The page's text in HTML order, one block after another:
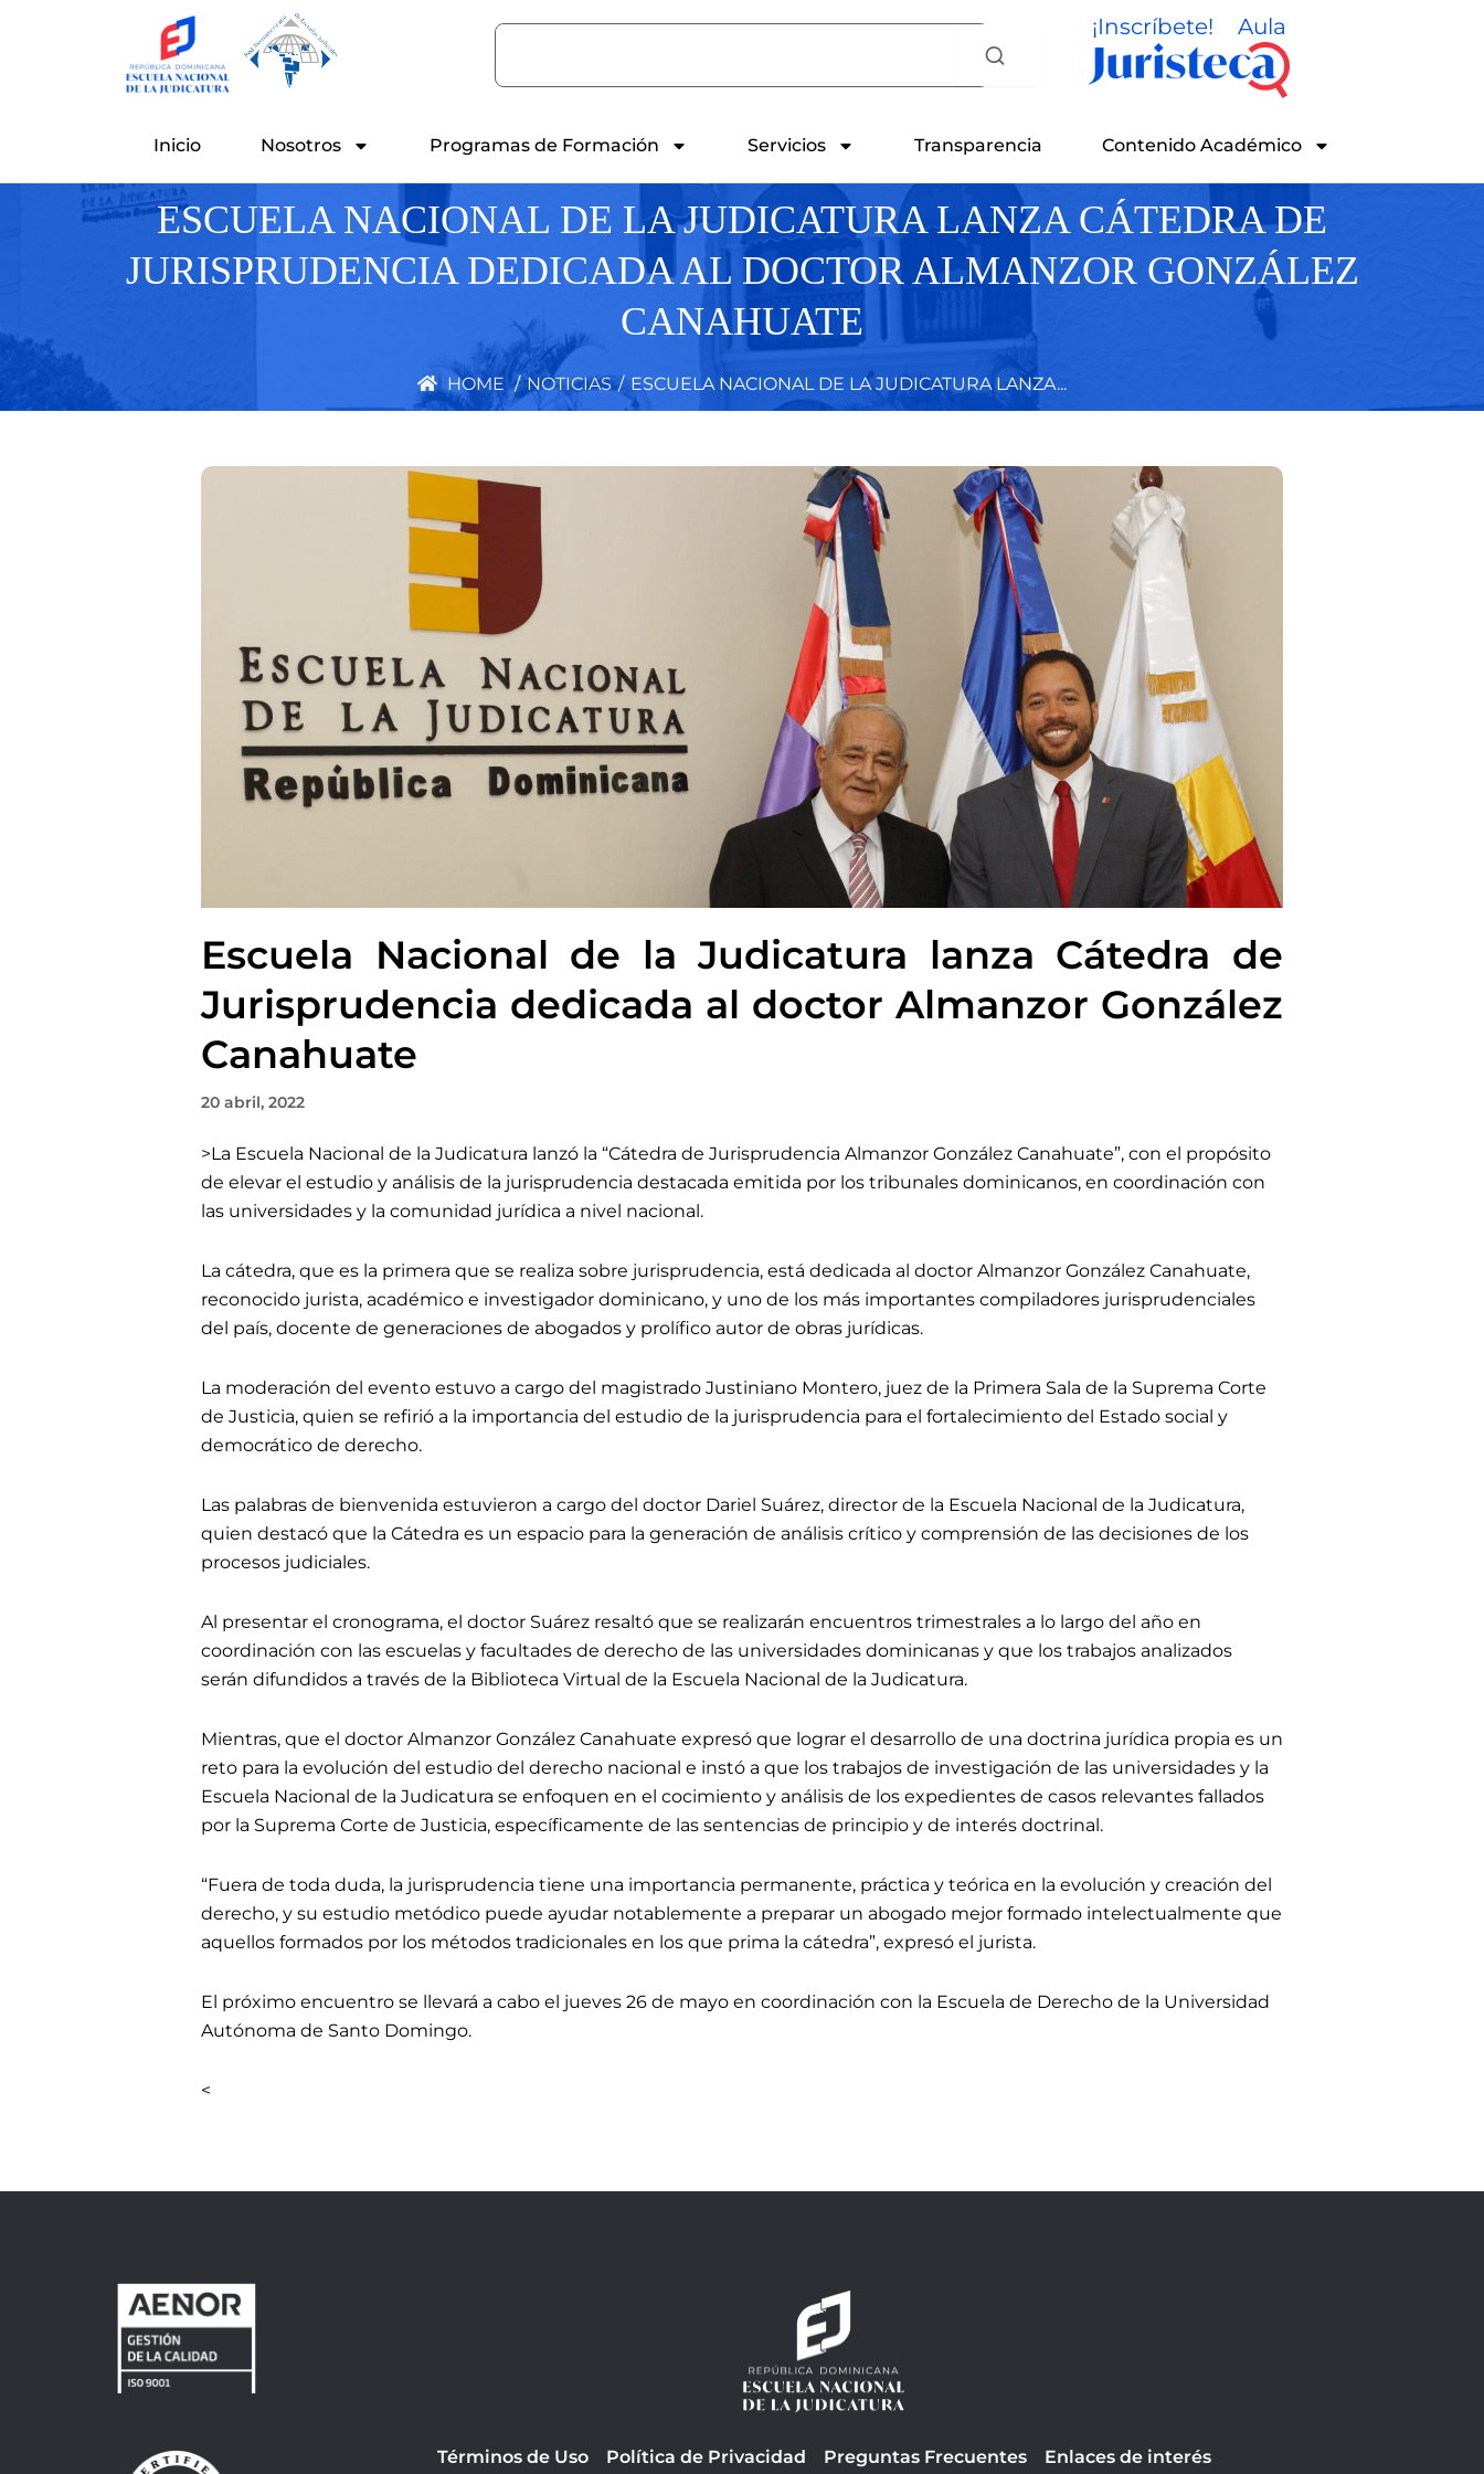
Search ¡Inscríbete! Aula
Inicio Nosotros Programas de Formación Servicios Transparencia Contenido Académico
ESCUELA NACIONAL DE LA JUDICATURA LANZA CÁTEDRA DE
JURISPRUDENCIA DEDICADA AL DOCTOR ALMANZOR GONZÁLEZ
CANAHUATE
HOME / NOTICIAS / ESCUELA NACIONAL DE LA JUDICATURA LANZA...
Escuela Nacional de la Judicatura lanza Cátedra de
Jurisprudencia dedicada al doctor Almanzor González
Canahuate
20 abril, 2022
>La Escuela Nacional de la Judicatura lanzó la “Cátedra de Jurisprudencia Almanzor González Canahuate”, con el propósito
de elevar el estudio y análisis de la jurisprudencia destacada emitida por los tribunales dominicanos, en coordinación con
las universidades y la comunidad jurídica a nivel nacional.
La cátedra, que es la primera que se realiza sobre jurisprudencia, está dedicada al doctor Almanzor González Canahuate,
reconocido jurista, académico e investigador dominicano, y uno de los más importantes compiladores jurisprudenciales
del país, docente de generaciones de abogados y prolífico autor de obras jurídicas.
La moderación del evento estuvo a cargo del magistrado Justiniano Montero, juez de la Primera Sala de la Suprema Corte
de Justicia, quien se refirió a la importancia del estudio de la jurisprudencia para el fortalecimiento del Estado social y
democrático de derecho.
Las palabras de bienvenida estuvieron a cargo del doctor Dariel Suárez, director de la Escuela Nacional de la Judicatura,
quien destacó que la Cátedra es un espacio para la generación de análisis crítico y comprensión de las decisiones de los
procesos judiciales.
Al presentar el cronograma, el doctor Suárez resaltó que se realizarán encuentros trimestrales a lo largo del año en
coordinación con las escuelas y facultades de derecho de las universidades dominicanas y que los trabajos analizados
serán difundidos a través de la Biblioteca Virtual de la Escuela Nacional de la Judicatura.
Mientras, que el doctor Almanzor González Canahuate expresó que lograr el desarrollo de una doctrina jurídica propia es un
reto para la evolución del estudio del derecho nacional e instó a que los trabajos de investigación de las universidades y la
Escuela Nacional de la Judicatura se enfoquen en el cocimiento y análisis de los expedientes de casos relevantes fallados
por la Suprema Corte de Justicia, específicamente de las sentencias de principio y de interés doctrinal.
“Fuera de toda duda, la jurisprudencia tiene una importancia permanente, práctica y teórica en la evolución y creación del
derecho, y su estudio metódico puede ayudar notablemente a preparar un abogado mejor formado intelectualmente que
aquellos formados por los métodos tradicionales en los que prima la cátedra”, expresó el jurista.
El próximo encuentro se llevará a cabo el jueves 26 de mayo en coordinación con la Escuela de Derecho de la Universidad
Autónoma de Santo Domingo.
<
Términos de Uso Política de Privacidad Preguntas Frecuentes Enlaces de interés